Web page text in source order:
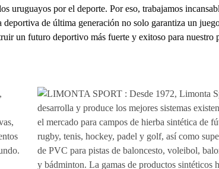
uruguayos por el deporte. Por eso, trabajamos
deportiva de última generación no solo garantiza un
un futuro deportivo más fuerte y exitoso para nuestro